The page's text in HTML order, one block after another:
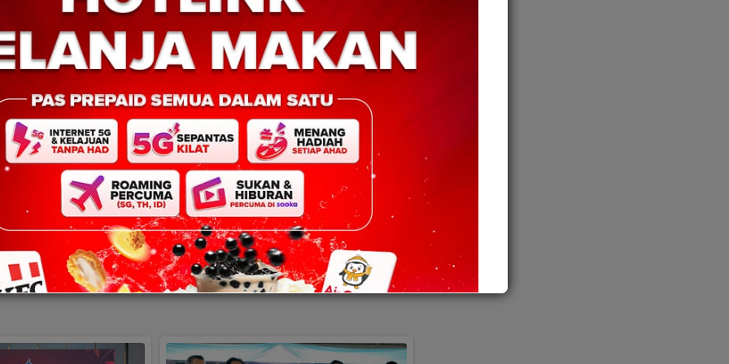
Jonathan Yasin membidas kenyataan seorang bekas menteri undang-
Kerajaan Malaya. Jonathan berkata Malaysia boleh lepaskan
semangat patriotik rakyat Sabah kini pada tahap yang amat tinggi
kepada Perjanjian Malaysia 1963 dan Perlembagaan.
lantang, adakah rakyat Malaysia akan menyaksikan satu ulangan
dan Perlembagaan Malaysia?
Penulis Sabah, Siti Syazurah Hidupkan Keunikan Budaya
Kadazan Dusun Dalam Novel “Mantera”